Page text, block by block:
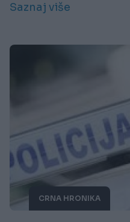
Saznaj više
CRNA HRONIKA